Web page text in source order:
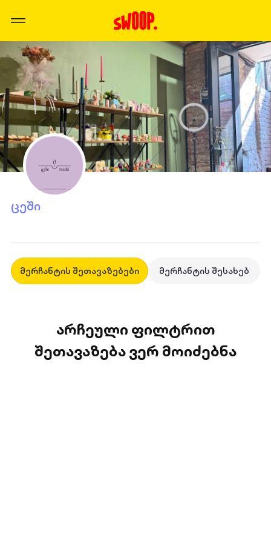
ცეში
მერჩანტის შეთავაზებები მერჩანტის შესახებ
არჩეული ფილტრით
შეთავაზება ვერ მოიძებნა